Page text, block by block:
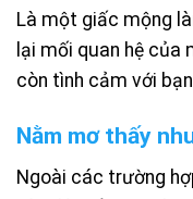
Là một giấc mộng
lại mối quan hệ của
còn tình cảm với
Nằm mơ thấy
Ngoài các trường